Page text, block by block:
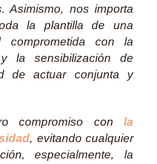
Asimismo, nos importa
la plantilla de una
comprometida con la
la sensibilización de
de actuar conjunta y
compromiso con la
, evitando cualquier
especialmente, la